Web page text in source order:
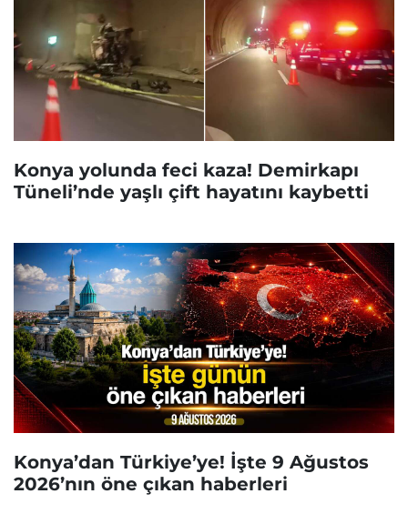
Konya yolunda feci kaza! Demirkapı
Tüneli’nde yaşlı çift hayatını kaybetti
Konya’dan Türkiye’ye! İşte 9 Ağustos
2026’nın öne çıkan haberleri